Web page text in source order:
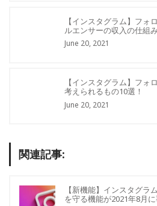
【インスタグラム】フォ
ルエンサーの収入の仕組
June 20, 2021
【インスタグラム】フォ
考えられるもの10選！
June 20, 2021
関連記事:
【新機能】インスタグラ
を守る機能が2021年8月に